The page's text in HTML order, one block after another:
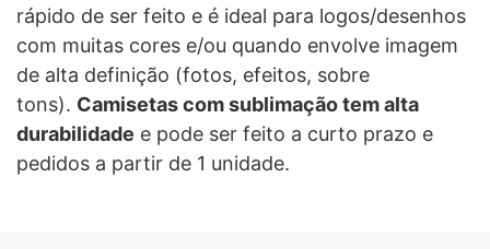
rápido de ser feito e é ideal para logos/desenhos
com muitas cores e/ou quando envolve imagem
de alta definição (fotos, efeitos, sobre
tons). Camisetas com sublimação tem alta
durabilidade e pode ser feito a curto prazo e
pedidos a partir de 1 unidade.